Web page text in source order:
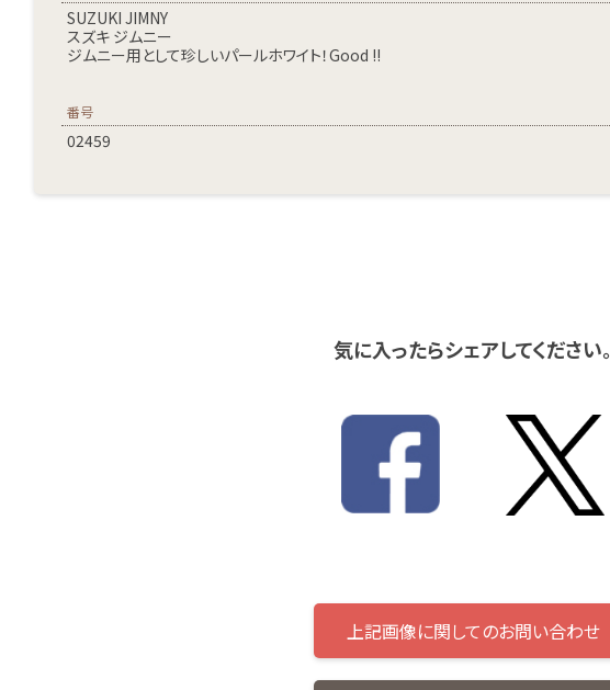
SUZUKI JIMNY
スズキ ジムニー
ジムニー用として珍しいパールホワイト！Good !!
番号
02459
気に入ったらシェアしてください。
上記画像に関してのお問い合わせ